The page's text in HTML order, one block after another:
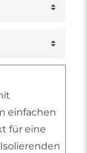
einfachen
für eine